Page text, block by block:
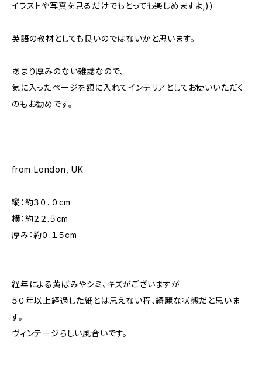
イラストや写真を見るだけでもとっても楽しめますよ;))
英語の教材としても良いのではないかと思います。
あまり厚みのない雑誌なので、
気に入ったページを額に入れてインテリアとしてお使いいただく
のもお勧めです。
from London, UK
縦：約３０．０cm
横：約２２.５cm
厚み：約０.１５cm
経年による黄ばみやシミ、キズがございますが
５０年以上経過した紙とは思えない程、綺麗な状態だと思いま
す。
ヴィンテージらしい風合いです。